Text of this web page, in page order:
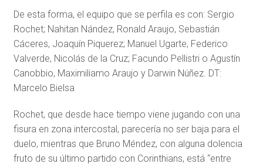
De esta forma, el equipo que se perfila es con: Sergio
Rochet; Nahitan Nández, Ronald Araujo, Sebastián
Cáceres, Joaquín Piquerez; Manuel Ugarte, Federico
Valverde, Nicolás de la Cruz; Facundo Pellistri o Agustín
Canobbio, Maximiliamo Araujo y Darwin Núñez. DT:
Marcelo Bielsa
Rochet, que desde hace tiempo viene jugando con una
fisura en zona intercostal, parecería no ser baja para el
duelo, mientras que Bruno Méndez, con alguna dolencia
fruto de su último partido con Corinthians, está “entre